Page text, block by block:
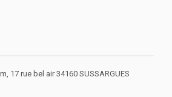
17 rue bel air 34160 SUSSARGUES